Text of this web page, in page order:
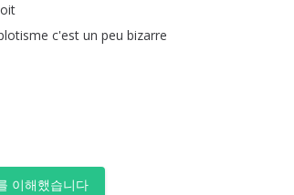
c'est un peu bizarre
이해했습니다